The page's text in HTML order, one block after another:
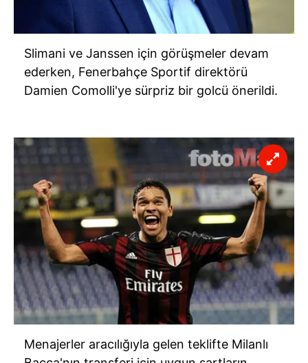
Slimani ve Janssen için görüşmeler devam
ederken, Fenerbahçe Sportif direktörü
Damien Comolli'ye sürpriz bir golcü önerildi.
Menajerler aracılığıyla gelen teklifte Milanlı